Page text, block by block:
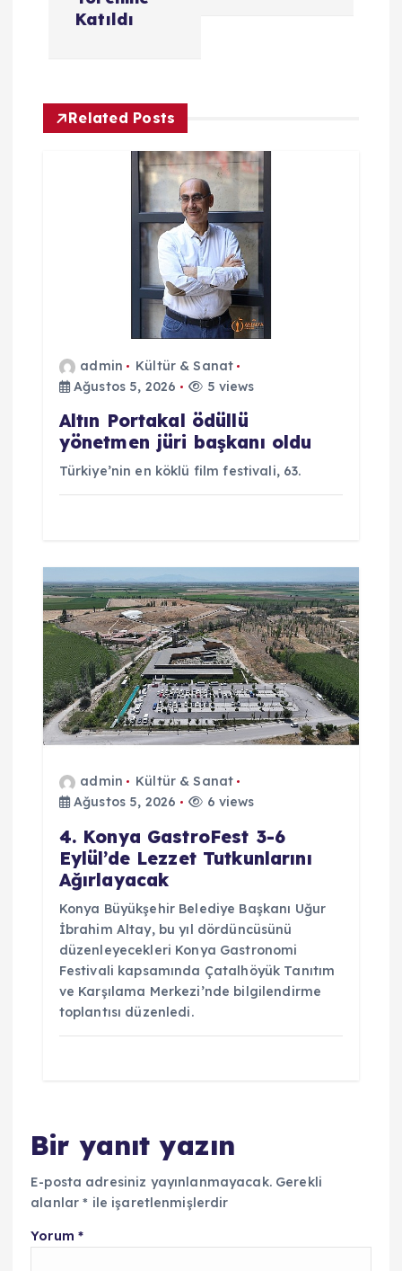
e
z
Katıldı
Related Posts
admin
Kültür & Sanat
Ağustos 5, 2026
5 views
Altın Portakal ödüllü
yönetmen jüri başkanı oldu
Türkiye’nin en köklü film festivali, 63.
admin
Kültür & Sanat
Ağustos 5, 2026
6 views
4. Konya GastroFest 3-6
Eylül’de Lezzet Tutkunlarını
Ağırlayacak
Konya Büyükşehir Belediye Başkanı Uğur
İbrahim Altay, bu yıl dördüncüsünü
düzenleyecekleri Konya Gastronomi
Festivali kapsamında Çatalhöyük Tanıtım
ve Karşılama Merkezi’nde bilgilendirme
toplantısı düzenledi.
Bir yanıt yazın
E-posta adresiniz yayınlanmayacak. Gerekli
alanlar* ile işaretlenmişlerdir
Yorum *